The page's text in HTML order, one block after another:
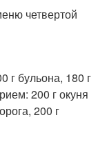
четвертой
г бульона, 180 г
200 г окуня
200 г